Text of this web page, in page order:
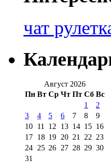
чат
Август 2026
Пн Вт Ср Чт Пт Сб Вс
1
2
3
4 5 6 7 8
9
10 11 12 13 14 15 16
17 18 19 20 21 22 23
24 25 26 27 28 29 30
31